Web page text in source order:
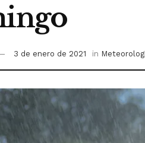
3 de enero de 2021 in